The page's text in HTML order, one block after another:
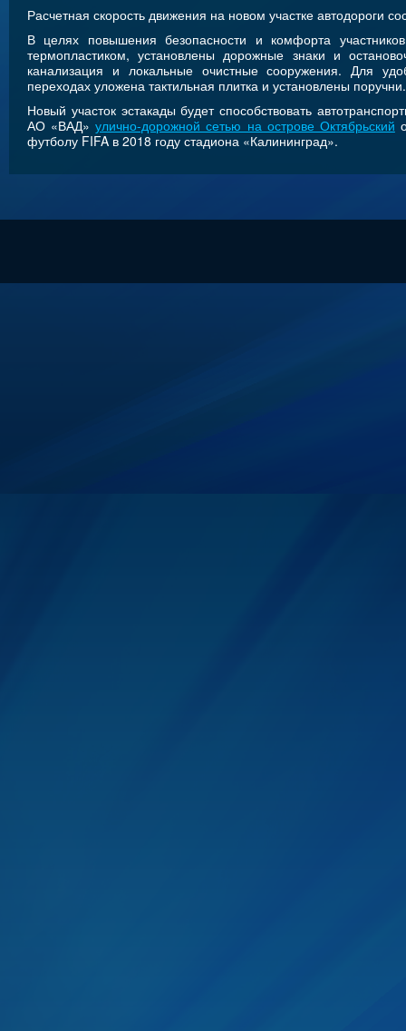
Расчетная скорость движения на новом участке автодороги
В целях повышения безопасности и комфорта
термопластиком, установлены дорожные знаки и
канализация и локальные очистные сооружения. Для
переходах уложена тактильная плитка и установлены поручни.
Новый участок эстакады будет способствовать
АО «ВАД»улично-дорожной сетью на острове Октябрьский
футболу FIFA в 2018 году стадиона «Калининград».